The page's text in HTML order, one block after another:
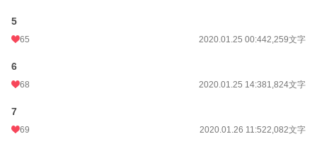
5
65 2020.01.25 00:442,259文字
6
68 2020.01.25 14:381,824文字
7
69 2020.01.26 11:522,082文字